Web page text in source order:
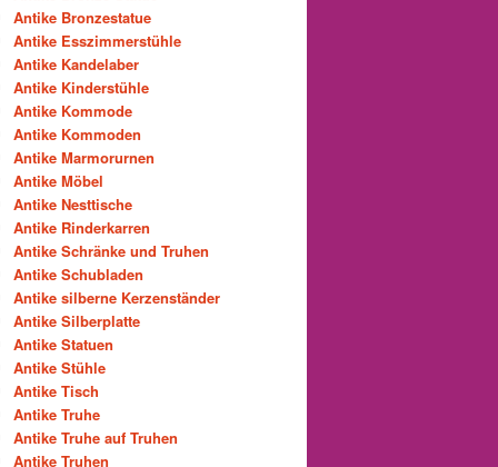
Antike Bronzestatue
Antike Esszimmerstühle
Antike Kandelaber
Antike Kinderstühle
Antike Kommode
Antike Kommoden
Antike Marmorurnen
Antike Möbel
Antike Nesttische
Antike Rinderkarren
Antike Schränke und Truhen
Antike Schubladen
Antike silberne Kerzenständer
Antike Silberplatte
Antike Statuen
Antike Stühle
Antike Tisch
Antike Truhe
Antike Truhe auf Truhen
Antike Truhen